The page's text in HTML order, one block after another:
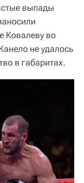
выпады
Ковалеву во
не удалось
в габаритах.